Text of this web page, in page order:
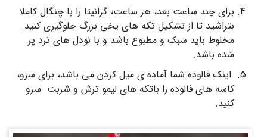
برای چند ساعت بعد، هر ساعت، گرانیتا را با چنگال کاملا
بتراشید تا از تشکیل تکه های یخی بزرگ جلوگیری کنید.
مخلوط باید سبک و مطبوع باشد و با نودل های ترد پر
شده باشد.
اینک فالوده شما آماده ی میل کردن می باشد، برای سرو،
کاسه های فالوده را باتکه های لیمو ترش و شربت سرو
کنید.